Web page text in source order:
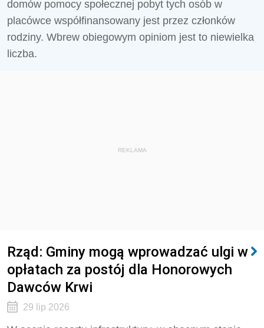
domów pomocy społecznej pobyt tych osób w
placówce współfinansowany jest przez członków
rodziny. Wbrew obiegowym opiniom jest to niewielka
liczba.
REKLAMA
Rząd: Gminy mogą wprowadzać ulgi w
opłatach za postój dla Honorowych
Dawców Krwi
29 lip 2026